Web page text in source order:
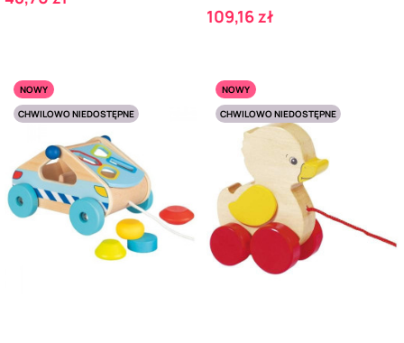
Cena
109,16 zł
NOWY
CHWILOWO NIEDOSTĘPNE
NOWY
CHWILOWO NIEDOSTĘPNE